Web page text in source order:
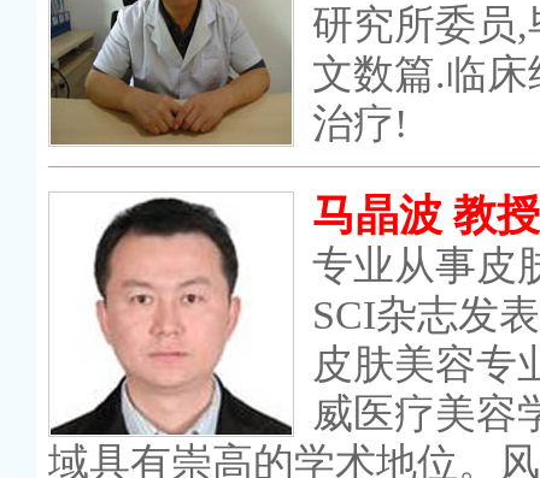
研究所委员
文数篇.临
治疗!
马晶波 教授
专业从事皮
SCI杂志发
皮肤美容专
威医疗美容
域具有崇高的学术地位。